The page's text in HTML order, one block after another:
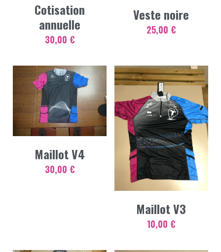
Cotisation
annuelle
30,00 €
Veste noire
25,00 €
Maillot V4
30,00 €
Maillot V3
10,00 €